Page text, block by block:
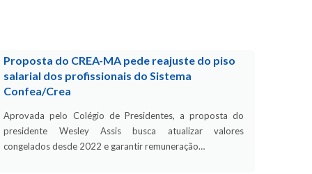
Proposta do CREA-MA pede reajuste do piso
salarial dos profissionais do Sistema
Confea/Crea
Aprovada pelo Colégio de Presidentes, a proposta do
presidente Wesley Assis busca atualizar valores
congelados desde 2022 e garantir remuneração…